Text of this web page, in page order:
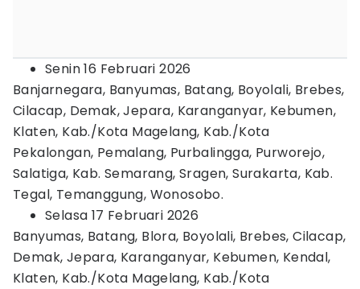
Senin 16 Februari 2026
Banjarnegara, Banyumas, Batang, Boyolali, Brebes,
Cilacap, Demak, Jepara, Karanganyar, Kebumen,
Klaten, Kab./Kota Magelang, Kab./Kota
Pekalongan, Pemalang, Purbalingga, Purworejo,
Salatiga, Kab. Semarang, Sragen, Surakarta, Kab.
Tegal, Temanggung, Wonosobo.
Selasa 17 Februari 2026
Banyumas, Batang, Blora, Boyolali, Brebes, Cilacap,
Demak, Jepara, Karanganyar, Kebumen, Kendal,
Klaten, Kab./Kota Magelang, Kab./Kota